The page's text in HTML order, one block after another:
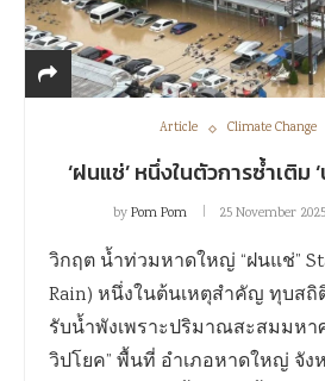
Article Climate Change
‘ฝนแช่’ หนึ่งในตัวการซ้ำเติม
byPom Pom 25 November 2025
วิกฤต น้ำท่วมหาดใหญ่ “ฝนแช่”
Rain) หนึ่งในต้นเหตุสำคัญ ทุบสถิ
รับน้ำพังเพราะปริมาณสะสมมหา
วิปโยค” พื้นที่ อำเภอหาดใหญ่ จัง